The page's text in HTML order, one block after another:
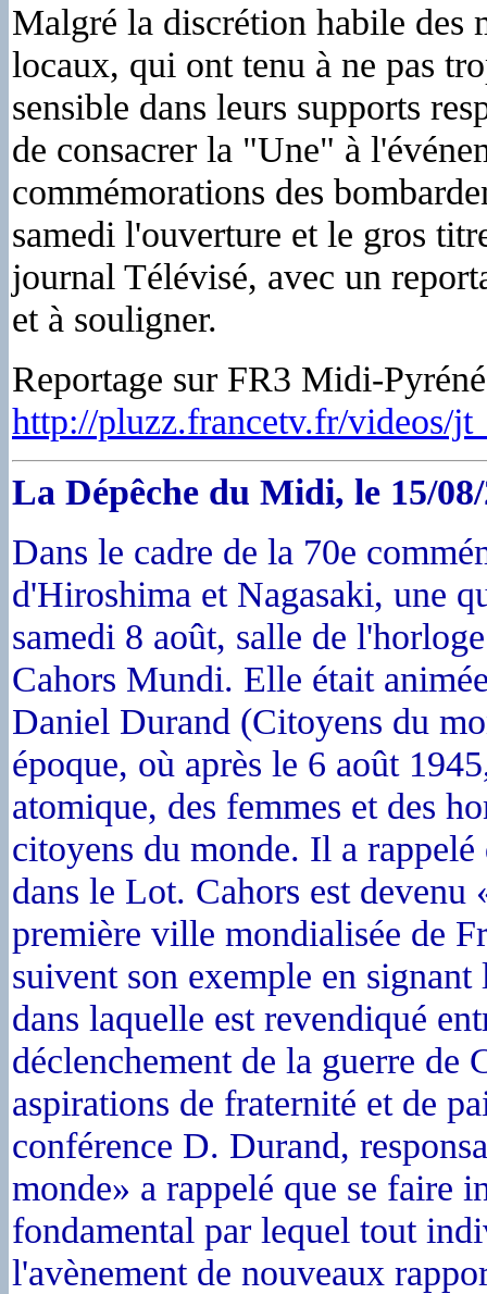
Malgré la discrétion habile des
locaux, qui ont tenu à ne pas
sensible dans leurs supports
de consacrer la "Une" à
commémorations des
samedi l'ouverture et le gros
journal Télévisé, avec un
et à souligner.
Reportage sur FR3 Midi-
http://pluzz.francetv.fr/videos/
La Dépêche du Midi, le 15/
Dans le cadre de la 70e
d'Hiroshima et Nagasaki, une
samedi 8 août, salle de
Cahors Mundi. Elle était
Daniel Durand (Citoyens du
époque, où après le 6 août
atomique, des femmes et des
citoyens du monde. Il a
dans le Lot. Cahors est
première ville mondialisée de
suivent son exemple en
dans laquelle est revendiqué
déclenchement de la guerre de
aspirations de fraternité et de
conférence D. Durand,
monde» a rappelé que se faire
fondamental par lequel tout
l'avènement de nouveaux